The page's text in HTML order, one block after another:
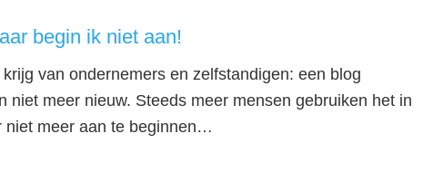
begin ik niet aan!
van ondernemers en zelfstandigen: een blog
niet meer nieuw. Steeds meer mensen gebruiken het in
niet meer aan te beginnen…